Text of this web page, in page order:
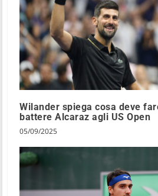
Wilander spiega cosa deve
battere Alcaraz agli US Open
05/09/2025